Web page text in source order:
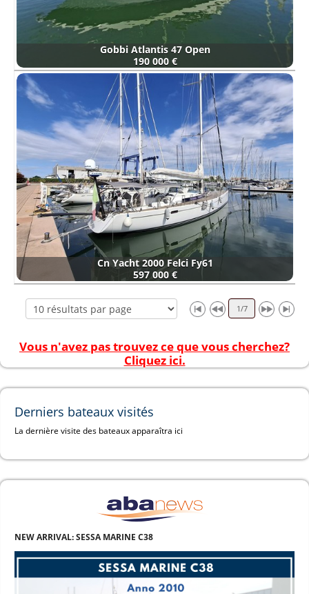
Gobbi Atlantis 47 Open
190 000 €
Cn Yacht 2000 Felci Fy61
597 000 €
Vous n'avez pas trouvez ce que vous cherchez?
Cliquez ici.
Derniers bateaux visités
La dernière visite des bateaux apparaîtra ici
NEW ARRIVAL: SESSA MARINE C38